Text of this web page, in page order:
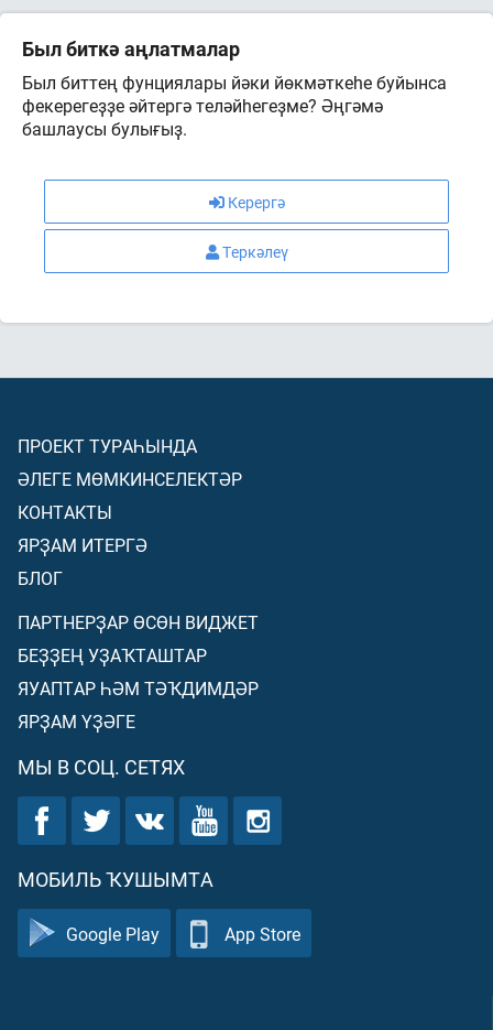
Был биткә аңлатмалар
Был биттең фунциялары йәки йөкмәткеһе буйынса
фекерегеҙҙе әйтергә теләйһегеҙме? Әңгәмә
башлаусы булығыҙ.
Керергә
Теркәлеү
ПРОЕКТ ТУРАҺЫНДА
ӘЛЕГЕ МӨМКИНСЕЛЕКТӘР
КОНТАКТЫ
ЯРҘАМ ИТЕРГӘ
БЛОГ
ПАРТНЕРҘАР ӨСӨН ВИДЖЕТ
БЕҘҘЕҢ УҘАҠТАШТАР
ЯУАПТАР ҺӘМ ТӘҠДИМДӘР
ЯРҘАМ ҮҘӘГЕ
МЫ В СОЦ. СЕТЯХ
МОБИЛЬ ҠУШЫМТА
Google Play App Store